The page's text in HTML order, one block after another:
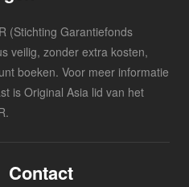
(Stichting Garantiefonds
veilig, zonder extra kosten,
boeken. Voor meer informatie
is Original Asia lid van het
Contact